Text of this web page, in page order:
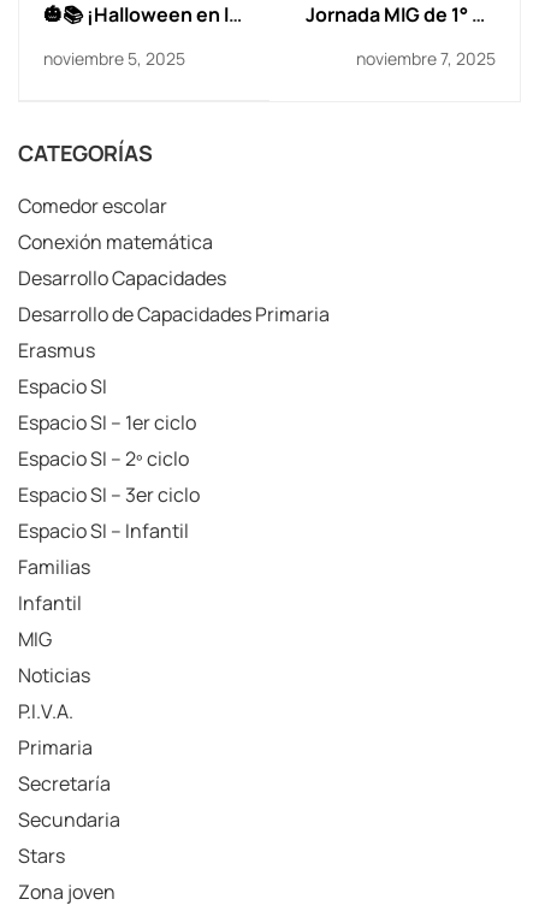
🎃📚 ¡Halloween en la
noviembre 5, 2025
Jornada MIG de 1° de
noviembre 7, 2025
CATEGORÍAS
Comedor escolar
Conexión matemática
Desarrollo Capacidades
Desarrollo de Capacidades Primaria
Erasmus
Espacio SI
Espacio SI – 1er ciclo
Espacio SI – 2º ciclo
Espacio SI – 3er ciclo
Espacio SI – Infantil
Familias
Infantil
MIG
Noticias
P.I.V.A.
Primaria
Secretaría
Secundaria
Stars
Zona joven